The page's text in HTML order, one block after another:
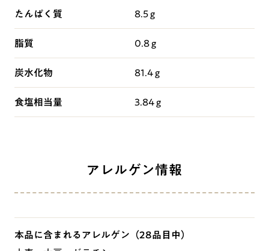
たんぱく質 8.5 g
脂質 0.8 g
炭水化物 81.4 g
食塩相当量 3.84 g
アレルゲン情報
本品に含まれるアレルゲン （28品目中）